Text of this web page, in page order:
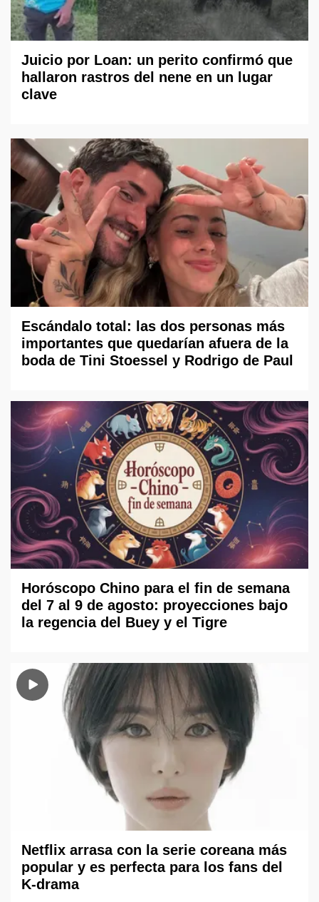
Juicio por Loan: un perito confirmó que
hallaron rastros del nene en un lugar
clave
Escándalo total: las dos personas más
importantes que quedarían afuera de la
boda de Tini Stoessel y Rodrigo de Paul
Horóscopo Chino para el fin de semana
del 7 al 9 de agosto: proyecciones bajo
la regencia del Buey y el Tigre
Netflix arrasa con la serie coreana más
popular y es perfecta para los fans del
K-drama